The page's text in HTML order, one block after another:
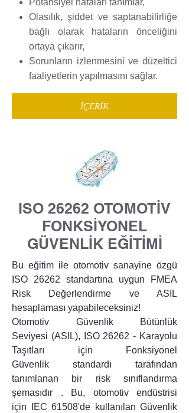
Potansiyel hataları tanımlar,
Olasılık, şiddet ve saptanabilirliğe
bağlı olarak hataların önceliğini
ortaya çıkarır,
Sorunların izlenmesini ve düzeltici
faaliyetlerin yapılmasını sağlar.
İÇERİK
ISO 26262 OTOMOTİV
FONKSİYONEL
GÜVENLİK EĞİTİMİ
Bu eğitim ile otomotiv sanayine özgü
ISO 26262 standartına uygun FMEA
Risk Değerlendirme ve ASIL
hesaplaması yapabileceksiniz!
Otomotiv Güvenlik Bütünlük
Seviyesi (ASIL), ISO 26262 - Karayolu
Taşıtları için Fonksiyonel
Güvenlik standardı tarafından
tanımlanan bir risk sınıflandırma
şemasıdır . Bu, otomotiv endüstrisi
için IEC 61508'de kullanılan Güvenlik